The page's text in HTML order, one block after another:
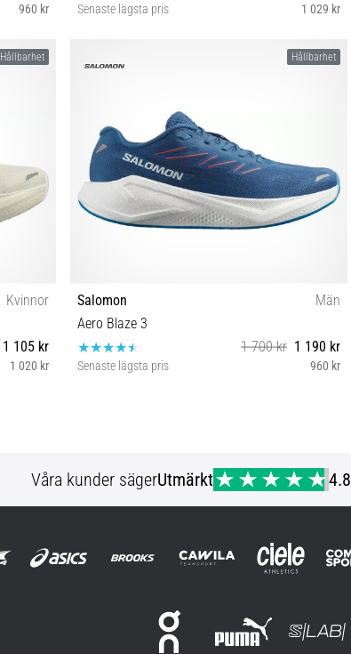
960 kr Senaste lägsta pris 1 029 kr
37⅓ 38⅔ 39⅓ 40 40⅔ 41⅓ 42 42⅔
Hållbarhet
Kvinnor
1 105 kr
1 020 kr
Hållbarhet
Salomon
Män
Aero Blaze 3
1 700 kr 1 190 kr
Senaste lägsta pris 960 kr
Våra kunder sägerUtmärkt 4.8